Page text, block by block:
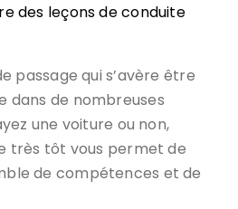
des leçons de conduite
passage qui s’avère être
dans de nombreuses
une voiture ou non,
très tôt vous permet de
de compétences et de